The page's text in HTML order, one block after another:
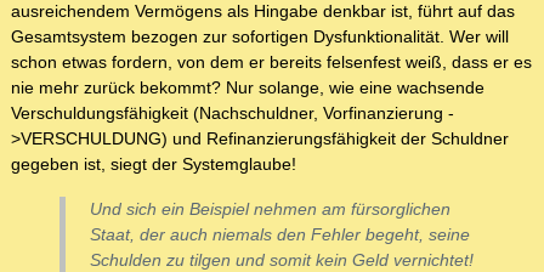
ausreichendem Vermögens als Hingabe denkbar ist, führt auf das
Gesamtsystem bezogen zur sofortigen Dysfunktionalität. Wer will
schon etwas fordern, von dem er bereits felsenfest weiß, dass er es
nie mehr zurück bekommt? Nur solange, wie eine wachsende
Verschuldungsfähigkeit (Nachschuldner, Vorfinanzierung -
>VERSCHULDUNG) und Refinanzierungsfähigkeit der Schuldner
gegeben ist, siegt der Systemglaube!
Und sich ein Beispiel nehmen am fürsorglichen
Staat, der auch niemals den Fehler begeht, seine
Schulden zu tilgen und somit kein Geld vernichtet!